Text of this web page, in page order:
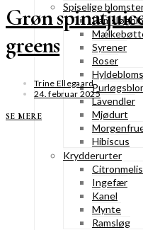
Spiselige
Syrener
Roser
Lavendler
Mjødurt
Hibiscus
Krydderurter
Ingefær
Kanel
Mynte
Ramsløg
Grøn
greens
Trine Ellegaard
24. februar 2025
SE MERE